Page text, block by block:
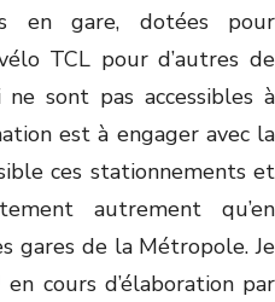
en gare, dotées pour
TCL pour d’autres de
sont pas accessibles à
est à engager avec la
ces stationnements et
autrement qu’en
gares de la Métropole. Je
cours d’élaboration par